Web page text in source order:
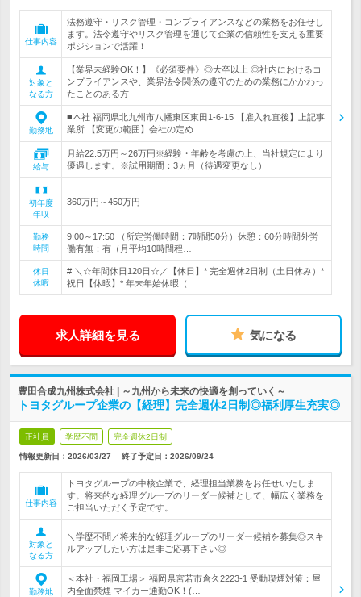
仕事内容
法務遵守・リスク管理・コンプライアンスなどの業務をお任せし
ます。法令遵守やリスク管理を通じて企業の信頼性を支える重要
ポジションで活躍！
対象と
なる方
【業界未経験OK！】《必須要件》◎大卒以上 ◎社内におけるコ
ンプライアンスや、業界法令関係の遵守のための業務にかかわっ
たことのある方
勤務地
■本社 福岡県北九州市八幡東区東田1-6-15 【雇入れ直後】上記事
業所 【変更の範囲】会社の定め…
給与
月給22.5万円～26万円※経験・年齢を考慮の上、当社規定により
優遇します。※試用期間：3ヵ月（待遇変更なし）
初年度
年収
360万円～450万円
勤務
時間
9:00～17:50 （所定労働時間：7時間50分）休憩：60分時間外労
働有無：有（月平均10時間程…
休日
休暇
# ＼☆年間休日120日☆／【休日】* 完全週休2日制（土日休み）*
祝日【休暇】* 年末年始休暇（…
求人詳細を見る 気になる
豊田合成九州株式会社 | ～九州から未来の快適を創っていく～
トヨタグループ企業の【経理】完全週休2日制◎福利厚生充実◎
正社員 学歴不問 完全週休2日制
情報更新日：2026/03/27 終了予定日： 2026/09/24
仕事内容
トヨタグループの中核企業で、経理担当業務をお任せいたしま
す。将来的な経理グループのリーダー候補として、幅広く業務を
ご担当いただく予定です。
対象と
なる方
＼学歴不問／将来的な経理グループのリーダー候補を募集◎スキ
ルアップしたい方は是非ご応募下さい◎
勤務地
＜本社・福岡工場＞ 福岡県宮若市倉久2223-1 受動喫煙対策：屋
内全面禁煙 マイカー通勤OK！(…